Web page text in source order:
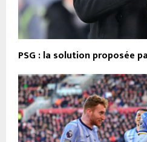
PSG : la solution proposée